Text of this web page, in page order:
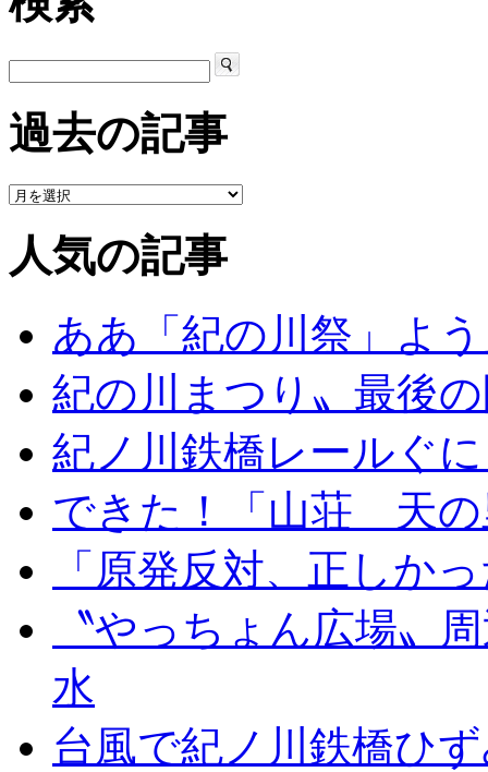
過去の記事
人気の記事
ああ「紀の川祭」よ
紀の川まつり〟最後
紀ノ川鉄橋レールぐ
できた！「山荘 天の
「原発反対、正しか
〝やっちょん広場〟
水
台風で紀ノ川鉄橋ひ